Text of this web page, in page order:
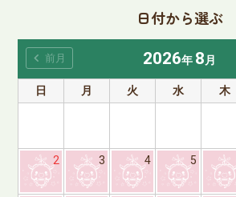
日付から選ぶ
2026年8月
日
月 火 水 木
2 3 4 5
chevron_left 前月